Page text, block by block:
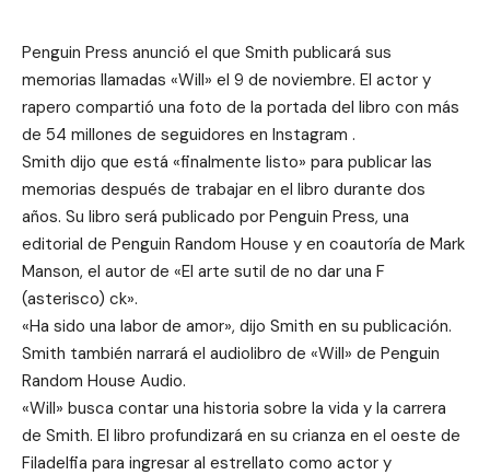
Penguin Press anunció el que Smith publicará sus
memorias llamadas «Will» el 9 de noviembre. El actor y
rapero compartió una foto de la portada del libro con más
de 54 millones de seguidores en Instagram .
Smith dijo que está «finalmente listo» para publicar las
memorias después de trabajar en el libro durante dos
años. Su libro será publicado por Penguin Press, una
editorial de Penguin Random House y en coautoría de Mark
Manson, el autor de «El arte sutil de no dar una F
(asterisco) ck».
«Ha sido una labor de amor», dijo Smith en su publicación.
Smith también narrará el audiolibro de «Will» de Penguin
Random House Audio.
«Will» busca contar una historia sobre la vida y la carrera
de Smith. El libro profundizará en su crianza en el oeste de
Filadelfia para ingresar al estrellato como actor y